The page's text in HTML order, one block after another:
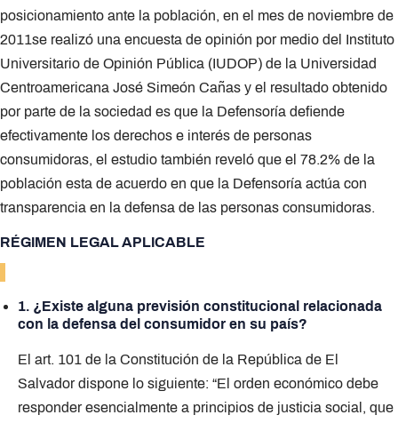
posicionamiento ante la población, en el mes de noviembre de
2011se realizó una encuesta de opinión por medio del Instituto
Universitario de Opinión Pública (IUDOP) de la Universidad
Centroamericana José Simeón Cañas y el resultado obtenido
por parte de la sociedad es que la Defensoría defiende
efectivamente los derechos e interés de personas
consumidoras, el estudio también reveló que el 78.2% de la
población esta de acuerdo en que la Defensoría actúa con
transparencia en la defensa de las personas consumidoras.
RÉGIMEN LEGAL APLICABLE
1. ¿Existe alguna previsión constitucional relacionada
con la defensa del consumidor en su país?
El art. 101 de la Constitución de la República de El
Salvador dispone lo siguiente: “El orden económico debe
responder esencialmente a principios de justicia social, que